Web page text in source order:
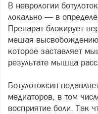
В неврологии
локально — в
Препарат блокирует
мешая
которое заставляет
результате мышца
Ботулотоксин
медиаторов, в том
восприятие боли. Так